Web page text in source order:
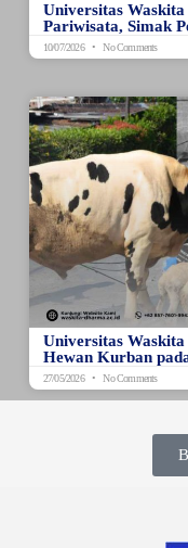
Universitas
Pariwisata, Simak
10/07/2026 No Comments
Universitas
Hewan Kurban
27/05/2026 No Comments